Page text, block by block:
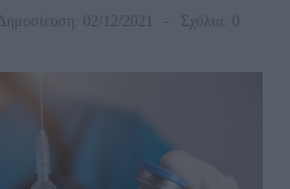
Δημοσίευση: 02/12/2021 Σχόλια: 0